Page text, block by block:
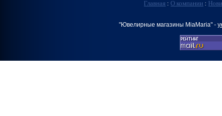
Главная :О компании :
"Ювелирные магазины MiaMaria" -